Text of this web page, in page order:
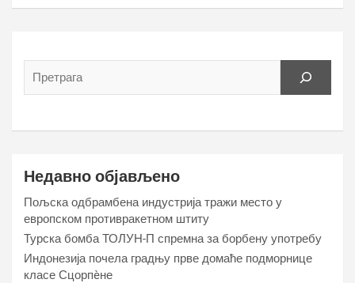
Недавно објављено
Пољска одбрамбена индустрија тражи место у
европском противракетном штиту
Турска бомба ТОЛУН-П спремна за борбену употребу
Индонезија почела градњу прве домаће подморнице
класе Сцорпèне